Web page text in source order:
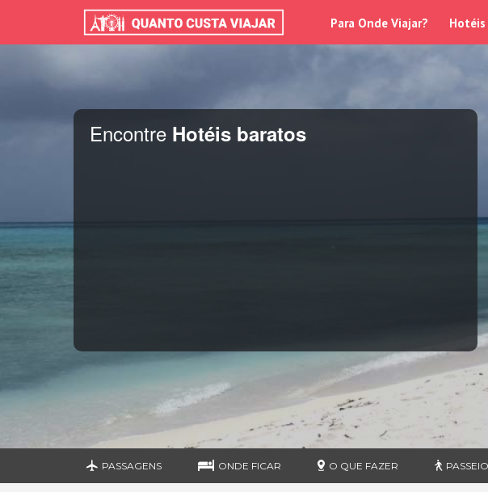
Para Onde Viajar? Hotéis
Encontre Hotéis baratos
PASSAGENS ONDE FICAR O QUE FAZER